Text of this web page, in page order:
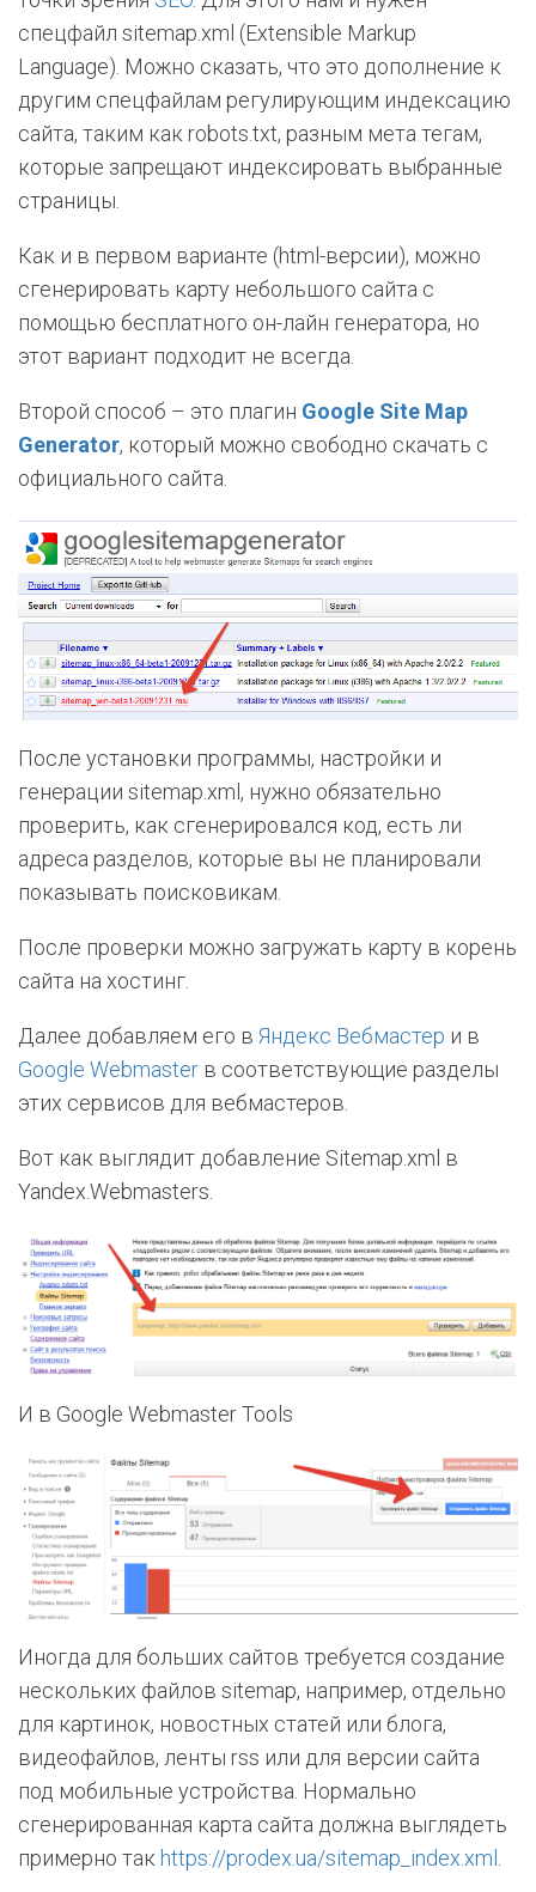
спецфайл sitemap.xml (Extensible Markup
Language). Можно сказать, что это дополнение к
другим спецфайлам регулирующим индексацию
сайта, таким как robots.txt, разным мета тегам,
которые запрещают индексировать выбранные
страницы.
Как и в первом варианте (html-версии), можно
сгенерировать карту небольшого сайта с
помощью бесплатного он-лайн генератора, но
этот вариант подходит не всегда.
Второй способ – это плагин Google Site Map
Generator, который можно свободно скачать с
официального сайта.
После установки программы, настройки и
генерации sitemap.xml, нужно обязательно
проверить, как сгенерировался код, есть ли
адреса разделов, которые вы не планировали
показывать поисковикам.
После проверки можно загружать карту в корень
сайта на хостинг.
Далее добавляем его в Яндекс Вебмастер и в
Google Webmaster в соответствующие разделы
этих сервисов для вебмастеров.
Вот как выглядит добавление Sitemap.xml в
Yandex.Webmasters.
И в Google Webmaster Tools
Иногда для больших сайтов требуется создание
нескольких файлов sitemap, например, отдельно
для картинок, новостных статей или блога,
видеофайлов, ленты rss или для версии сайта
под мобильные устройства. Нормально
сгенерированная карта сайта должна выглядеть
примерно так https://prodex.ua/sitemap_index.xml .